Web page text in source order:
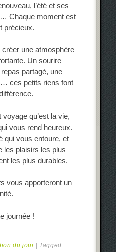
l’été et ses
Chaque moment est
précieux.
créer une atmosphère
Un sourire
partagé, une
ces petits riens font
qu’est la vie,
vous rend heureux.
qui vous entoure, et
les plaisirs les plus
les plus durables.
vous apporteront un
journée !
du jour
Tagged